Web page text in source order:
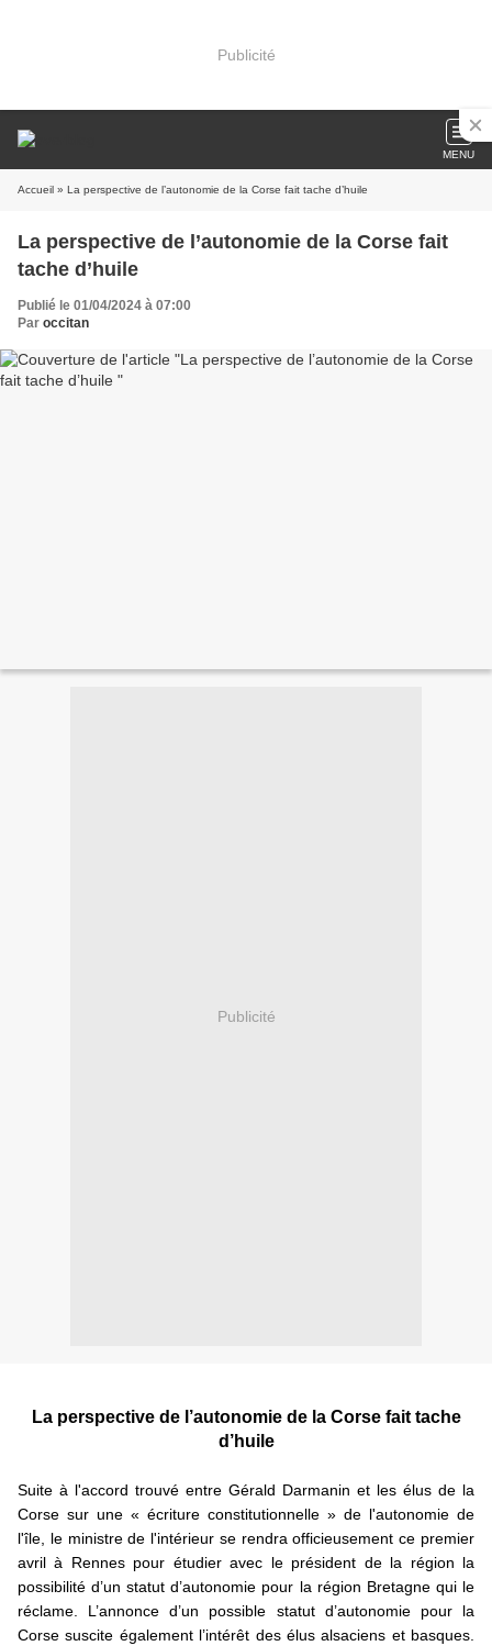
Publicité
MENU
Accueil » La perspective de l’autonomie de la Corse fait tache d’huile
La perspective de l’autonomie de la Corse fait
tache d’huile
Publié le 01/04/2024 à 07:00
Par occitan
Publicité
La perspective de l’autonomie de la Corse fait tache
d’huile
Suite à l'accord trouvé entre Gérald Darmanin et les élus de la
Corse sur une « écriture constitutionnelle » de l'autonomie de
l'île, le ministre de l'intérieur se rendra officieusement ce premier
avril à Rennes pour étudier avec le président de la région la
possibilité d’un statut d’autonomie pour la région Bretagne qui le
réclame. L’annonce d’un possible statut d’autonomie pour la
Corse suscite également l’intérêt des élus alsaciens et basques.